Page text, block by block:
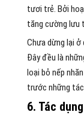
tươi trẻ. Bởi
tăng cường lưu
Chưa dừng lại ở
Đây đều là
loại bỏ nếp
trước những
6. Tác